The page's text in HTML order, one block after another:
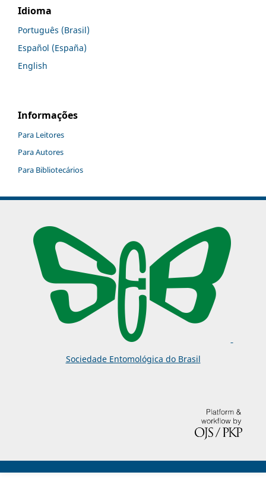
Idioma
Português (Brasil)
Español (España)
English
Informações
Para Leitores
Para Autores
Para Bibliotecários
Sociedade Entomológica do Brasil